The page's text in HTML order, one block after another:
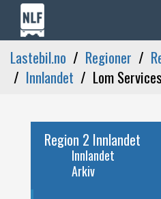
Lastebil.no Regioner
Innlandet
Lom
Region 2 Innlandet
Innlandet
Arkiv